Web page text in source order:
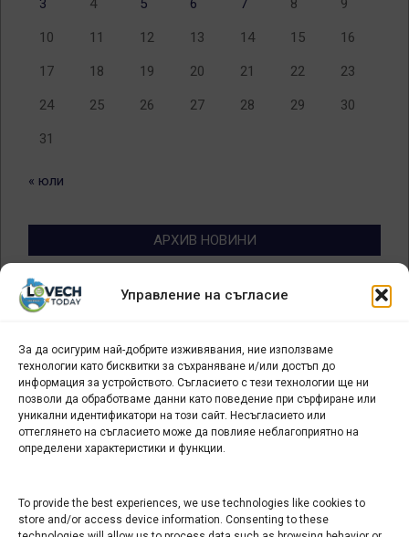
Управление на съгласие
За да осигурим най-добрите изживявания, ние използваме
технологии като бисквитки за съхраняване и/или достъп до
информация за устройството. Съгласието с тези технологии ще ни
позволи да обработваме данни като поведение при сърфиране или
уникални идентификатори на този сайт. Несъгласието или
оттеглянето на съгласието може да повлияе неблагоприятно на
определени характеристики и функции.
To provide the best experiences, we use technologies like cookies to
store and/or access device information. Consenting to these
3 4 5 6 7 8 9
10 11 12 13 14 15 16
17 18 19 20 21 22 23
24 25 26 27 28 29 30
31
« юли
АРХИВ НОВИНИ
Архив
новини
БИЗНЕС
Арт галерия "Мостове" – магазин за изкуство
СЕВЕРОЗАПАДА ИНФОРМАЦИОНЕН БИЗНЕС
ТУРИСТИЧЕСКИ КЛЪСТЕР
ИНСТИТУЦИИ В ЛОВЕЧ